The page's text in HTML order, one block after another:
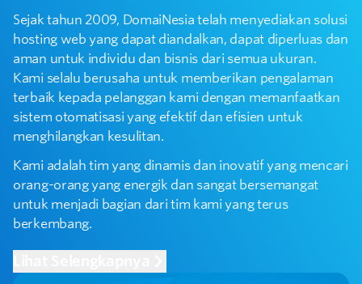
Sejak tahun 2009, DomaiNesia telah menyediakan solusi
hosting web yang dapat diandalkan, dapat diperluas dan
aman untuk individu dan bisnis dari semua ukuran.
Kami selalu berusaha untuk memberikan pengalaman
terbaik kepada pelanggan kami dengan memanfaatkan
sistem otomatisasi yang efektif dan efisien untuk
menghilangkan kesulitan.
Kami adalah tim yang dinamis dan inovatif yang mencari
orang-orang yang energik dan sangat bersemangat
untuk menjadi bagian dari tim kami yang terus
berkembang.